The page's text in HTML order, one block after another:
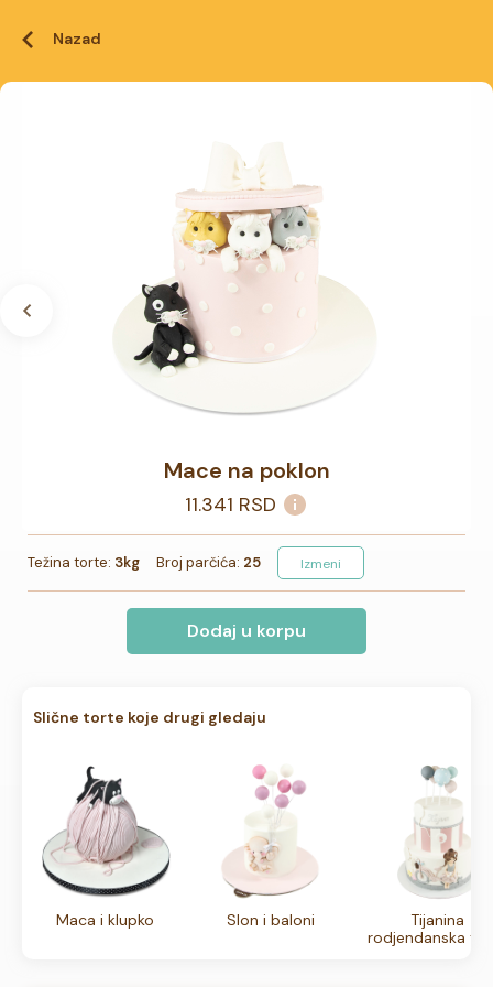
Nazad
Mace na poklon
11.341 RSD
Težina torte: 3kg Broj parčića: 25 Izmeni
Dodaj u korpu
Slične torte koje drugi gledaju
Maca i klupko Slon i baloni
Tijanina
rodjendanska